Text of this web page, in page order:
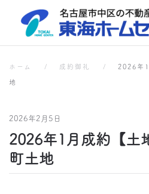
Skip to main content
成
ホーム 成約御礼 2026年
地
2026年2月5日
2026年1月成約【土
町土地